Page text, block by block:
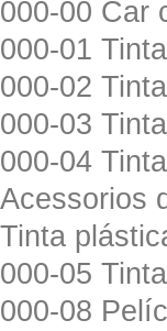
000-00 Car
000-01
000-02
000-03
000-04
Acessorios
Tinta
000-05
000-08